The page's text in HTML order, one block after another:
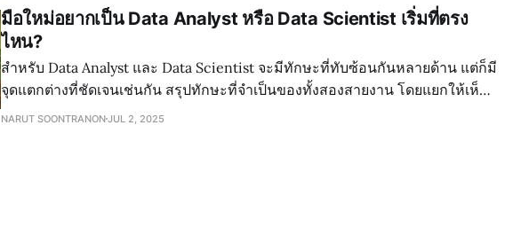
มือใหม่อยากเป็น Data Analyst หรือ Data Scientist เริ่มที่ตรง
ไหน?
สำหรับ Data Analyst และ Data Scientist จะมีทักษะที่ทับซ้อนกันหลายด้าน แต่ก็มี
จุดแตกต่างที่ชัดเจนเช่นกัน สรุปทักษะที่จำเป็นของทั้งสองสายงาน โดยแยกให้เห็น
NARUT SOONTRANONJUL 2, 2025